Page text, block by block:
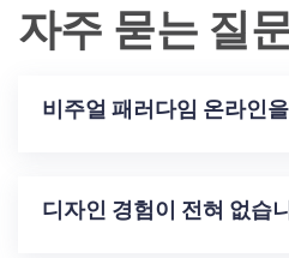
자주 묻는 질
비주얼 패러다임 온라인
디자인 경험이 전혀 없습